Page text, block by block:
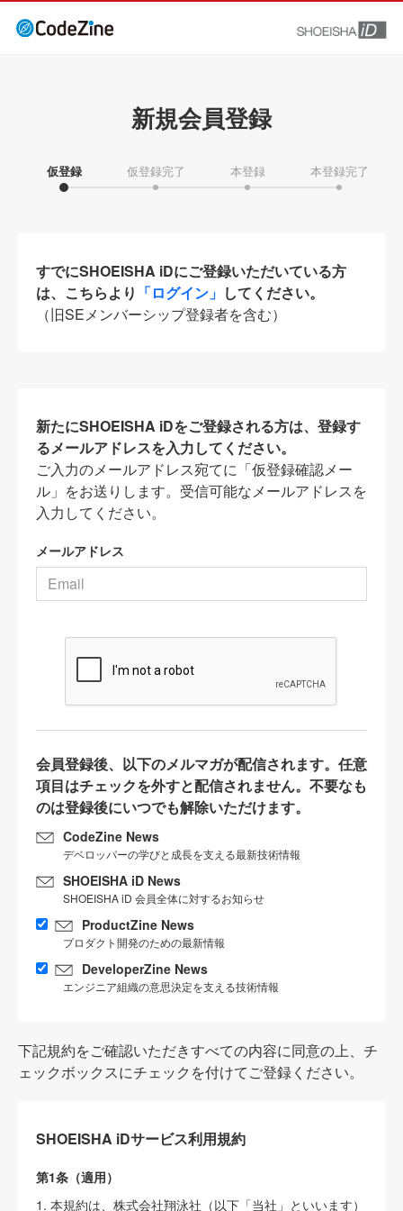
新規会員登録
仮登録 仮登録完了 本登録 本登録完了
すでにSHOEISHA iDにご登録いただいている方
は、こちらより 「ログイン」 してください。
（旧SEメンバーシップ登録者を含む）
新たにSHOEISHA iDをご登録される方は、登録す
るメールアドレスを入力してください。
ご入力のメールアドレス宛てに「仮登録確認メー
ル」をお送りします。受信可能なメールアドレスを
入力してください。
メールアドレス
会員登録後、以下のメルマガが配信されます。任意
項目はチェックを外すと配信されません。不要なも
のは登録後にいつでも解除いただけます。
CodeZine News
デベロッパーの学びと成長を支える最新技術情報
SHOEISHA iD News
SHOEISHA iD 会員全体に対するお知らせ
ProductZine News
プロダクト開発のための最新情報
DeveloperZine News
エンジニア組織の意思決定を支える技術情報
下記規約をご確認いただきすべての内容に同意の上、チ
ェックボックスにチェックを付けてご登録ください。
SHOEISHA iDサービス利用規約
第1条（適用）
1. 本規約は、株式会社翔泳社（以下「当社」といいます）